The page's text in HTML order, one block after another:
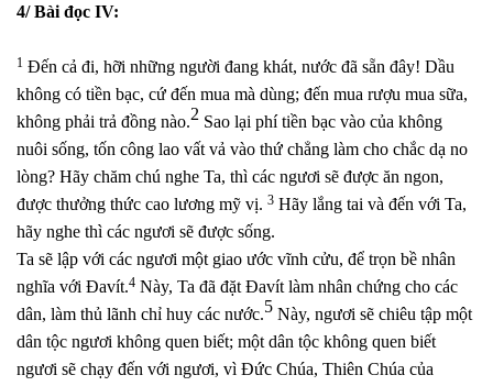
4/ Bài đọc IV:
1 Đến cả đi, hỡi những người đang khát, nước đã sẵn đây! Dầu
không có tiền bạc, cứ đến mua mà dùng; đến mua rượu mua sữa,
không phải trả đồng nào.2 Sao lại phí tiền bạc vào của không
nuôi sống, tốn công lao vất vả vào thứ chẳng làm cho chắc dạ no
lòng? Hãy chăm chú nghe Ta, thì các ngươi sẽ được ăn ngon,
được thưởng thức cao lương mỹ vị. 3 Hãy lắng tai và đến với Ta,
hãy nghe thì các ngươi sẽ được sống.
Ta sẽ lập với các ngươi một giao ước vĩnh cửu, để trọn bề nhân
nghĩa với Đavít.4 Này, Ta đã đặt Đavít làm nhân chứng cho các
dân, làm thủ lãnh chỉ huy các nước.5 Này, ngươi sẽ chiêu tập một
dân tộc ngươi không quen biết; một dân tộc không quen biết
ngươi sẽ chạy đến với ngươi, vì Đức Chúa, Thiên Chúa của